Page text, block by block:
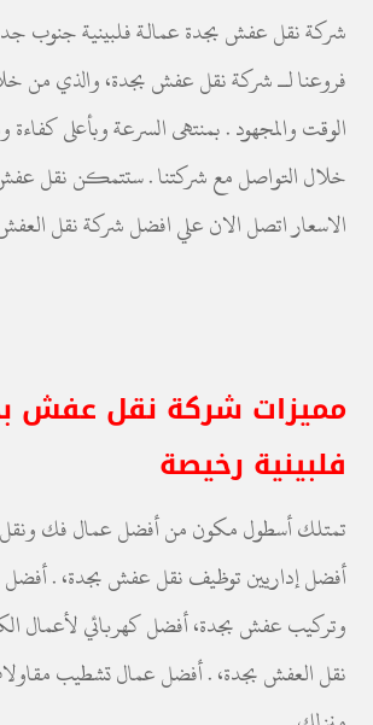
شركة نقل عفش بجدة عمالة فلبينية جنوب
فروعنا لـ شركة نقل عفش بجدة، والذي من
الوقت والمجهود . بمنتهى السرعة وبأعلى كفاءة
خلال التواصل مع شركتنا . ستتمكن نقل
الاسعار اتصل الان علي افضل شركة نقل
مميزات شركة نقل عفش
فلبينية رخيصة
تمتلك أسطول مكون من أفضل عمال فك
أفضل إداريين توظيف نقل عفش بجدة، .
وتركيب عفش بجدة، أفضل كهربائي لأعمال
نقل العفش بجدة، . أفضل عمال تشطيب